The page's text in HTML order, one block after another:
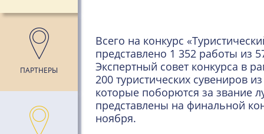
ПАРТНЕРЫ
Всего на конкурс
представлено 1 352 работы из
Экспертный совет конкурса в
200 туристических сувениров
которые поборются за звание
представлены на финальной
ноября.